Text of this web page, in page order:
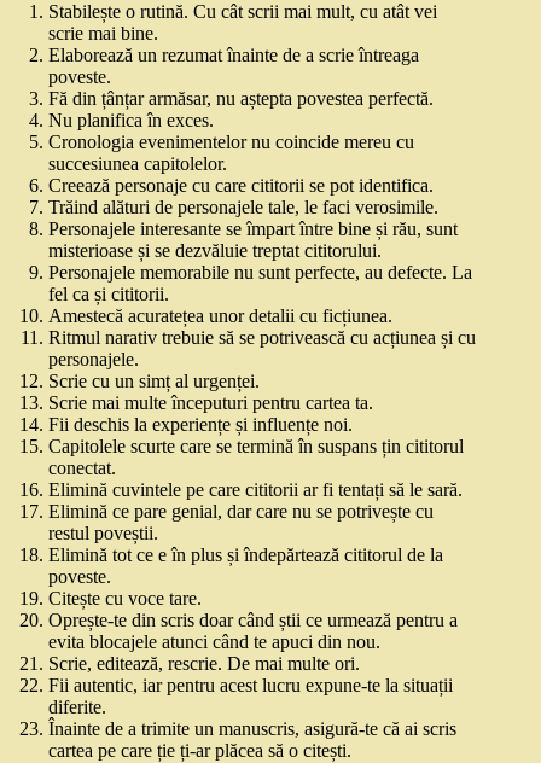
Stabilește o rutină. Cu cât scrii mai mult, cu atât vei
scrie mai bine.
Elaborează un rezumat înainte de a scrie întreaga
poveste.
Fă din țânțar armăsar, nu aștepta povestea perfectă.
Nu planifica în exces.
Cronologia evenimentelor nu coincide mereu cu
succesiunea capitolelor.
Creează personaje cu care cititorii se pot identifica.
Trăind alături de personajele tale, le faci verosimile.
Personajele interesante se împart între bine și rău, sunt
misterioase și se dezvăluie treptat cititorului.
Personajele memorabile nu sunt perfecte, au defecte. La
fel ca și cititorii.
Amestecă acuratețea unor detalii cu ficțiunea.
Ritmul narativ trebuie să se potrivească cu acțiunea și cu
personajele.
Scrie cu un simț al urgenței.
Scrie mai multe începuturi pentru cartea ta.
Fii deschis la experiențe și influențe noi.
Capitolele scurte care se termină în suspans țin cititorul
conectat.
Elimină cuvintele pe care cititorii ar fi tentați să le sară.
Elimină ce pare genial, dar care nu se potrivește cu
restul poveștii.
Elimină tot ce e în plus și îndepărtează cititorul de la
poveste.
Citește cu voce tare.
Oprește-te din scris doar când știi ce urmează pentru a
evita blocajele atunci când te apuci din nou.
Scrie, editează, rescrie. De mai multe ori.
Fii autentic, iar pentru acest lucru expune-te la situații
diferite.
Înainte de a trimite un manuscris, asigură-te că ai scris
cartea pe care ție ți-ar plăcea să o citești.